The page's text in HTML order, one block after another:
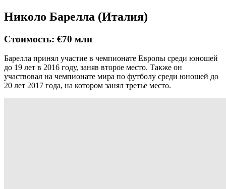
Николо Барелла (Италия)
Стоимость: €70 млн
Барелла принял участие в чемпионате Европы среди юношей
до 19 лет в 2016 году, заняв второе место. Также он
участвовал на чемпионате мира по футболу среди юношей до
20 лет 2017 года, на котором занял третье место.